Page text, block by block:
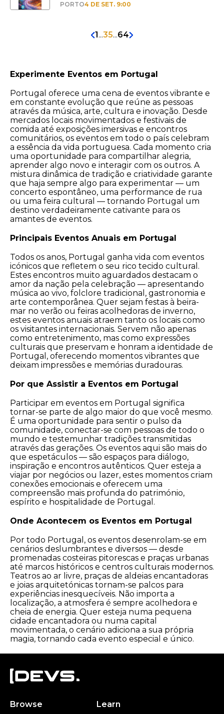
PORTO4 DE SET. 9:00
1...35...64
Experimente Eventos em Portugal
Portugal oferece uma cena de eventos vibrante e
em constante evolução que reúne as pessoas
através da música, arte, cultura e inovação. Desde
mercados locais movimentados e festivais de
comida até exposições imersivas e encontros
comunitários, os eventos em todo o país celebram
a essência da vida portuguesa. Cada momento cria
uma oportunidade para compartilhar alegria,
aprender algo novo e interagir com os outros. A
mistura dinâmica de tradição e criatividade garante
que haja sempre algo para experimentar — um
concerto espontâneo, uma performance de rua
ou uma feira cultural — tornando Portugal um
destino verdadeiramente cativante para os
amantes de eventos.
Principais Eventos Anuais em Portugal
Todos os anos, Portugal ganha vida com eventos
icónicos que refletem o seu rico tecido cultural.
Estes encontros muito aguardados destacam o
amor da nação pela celebração — apresentando
música ao vivo, folclore tradicional, gastronomia e
arte contemporânea. Quer sejam festas à beira-
mar no verão ou feiras acolhedoras de inverno,
estes eventos anuais atraem tanto os locais como
os visitantes internacionais. Servem não apenas
como entretenimento, mas como expressões
culturais que preservam e honram a identidade de
Portugal, oferecendo momentos vibrantes que
deixam impressões e memórias duradouras.
Por que Assistir a Eventos em Portugal
Participar em eventos em Portugal significa
tornar-se parte de algo maior do que você mesmo.
É uma oportunidade para sentir o pulso da
comunidade, conectar-se com pessoas de todo o
mundo e testemunhar tradições transmitidas
através das gerações. Os eventos aqui são mais do
que espetáculos — são espaços para diálogo,
inspiração e encontros autênticos. Quer esteja a
viajar por negócios ou lazer, estes momentos criam
conexões emocionais e oferecem uma
compreensão mais profunda do património,
espírito e hospitalidade de Portugal.
Onde Acontecem os Eventos em Portugal
Por todo Portugal, os eventos desenrolam-se em
cenários deslumbrantes e diversos — desde
promenadas costeiras pitorescas e praças urbanas
até marcos históricos e centros culturais modernos.
Teatros ao ar livre, praças de aldeias encantadoras
e joias arquitetónicas tornam-se palcos para
experiências inesquecíveis. Não importa a
localização, a atmosfera é sempre acolhedora e
cheia de energia. Quer esteja numa pequena
cidade encantadora ou numa capital
movimentada, o cenário adiciona a sua própria
magia, tornando cada evento especial e único.
Browse Learn